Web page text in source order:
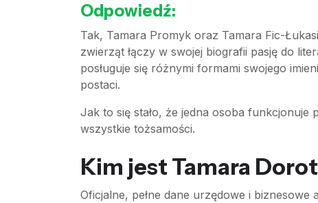
Odpowiedź:
Tak, Tamara Promyk oraz Tamara Fic-
zwierząt łączy w swojej biografii pasję do
posługuje się różnymi formami swojego
postaci.
Jak to się stało, że jedna osoba funkcjonuje
wszystkie tożsamości.
Kim jest Tamara
Oficjalne, pełne dane urzędowe i biznesowe